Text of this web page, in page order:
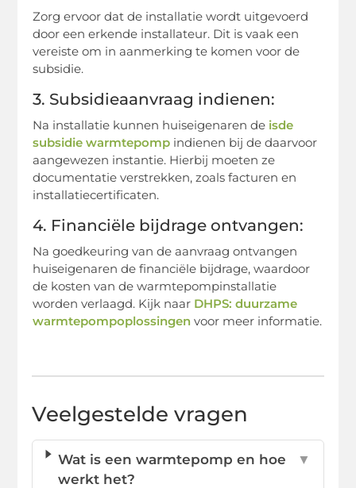
Zorg ervoor dat de installatie wordt uitgevoerd
door een erkende installateur. Dit is vaak een
vereiste om in aanmerking te komen voor de
subsidie.
3. Subsidieaanvraag indienen:
Na installatie kunnen huiseigenaren de isde
subsidie warmtepomp indienen bij de daarvoor
aangewezen instantie. Hierbij moeten ze
documentatie verstrekken, zoals facturen en
installatiecertificaten.
4. Financiële bijdrage ontvangen:
Na goedkeuring van de aanvraag ontvangen
huiseigenaren de financiële bijdrage, waardoor
de kosten van de warmtepompinstallatie
worden verlaagd. Kijk naar DHPS: duurzame
warmtepompoplossingen voor meer informatie.
Veelgestelde vragen
Wat is een warmtepomp en hoe
werkt het?
▼